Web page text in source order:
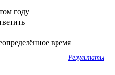
году
время
Результаты